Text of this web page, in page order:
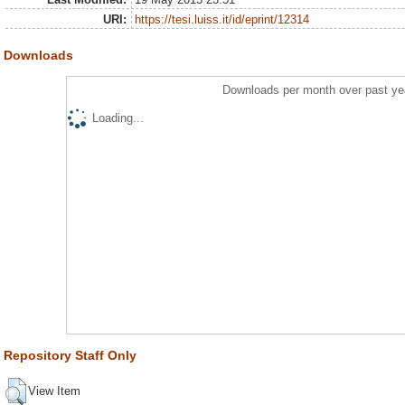
URI:
https://tesi.luiss.it/id/eprint/12314
Downloads
Downloads per month over past
Loading...
Repository Staff Only
View Item